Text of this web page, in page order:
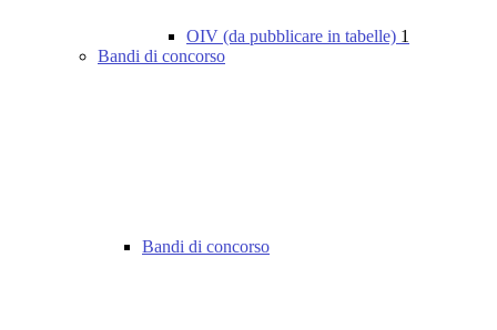
OIV (da pubblicare in tabelle) 1
Bandi di concorso
Bandi di concorso